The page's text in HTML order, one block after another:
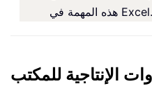
هذه المهمة في Excel.
الإنتاجية للمكتب